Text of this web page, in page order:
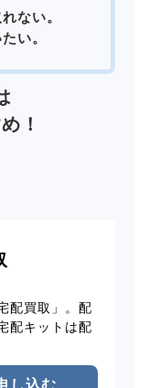
ない。
い。
！
配買取」。配
配キットは配
し込む